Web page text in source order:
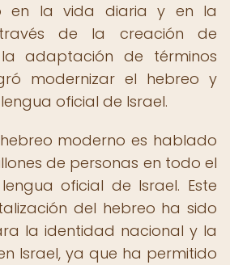
en la vida diaria y en la
de la creación de
adaptación de términos
modernizar el hebreo y
oficial de Israel.
moderno es hablado
de personas en todo el
oficial de Israel. Este
del hebreo ha sido
la identidad nacional y la
Israel, ya que ha permitido